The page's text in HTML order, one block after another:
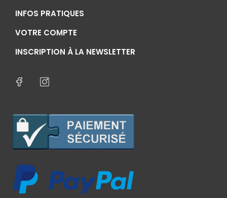
INFOS PRATIQUES
VOTRE COMPTE
INSCRIPTION À LA NEWSLETTER